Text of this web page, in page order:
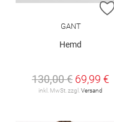
GANT
Hemd
130,00 € 69,99 €
inkl. MwSt. zzgl. Versand